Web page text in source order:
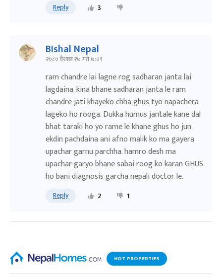
Reply 3
BIshal Nepal
२०८० वैशाख १७ गते ७:०९
ram chandre lai lagne rog sadharan janta lai
lagdaina. kina bhane sadharan janta le ram
chandre jati khayeko chha ghus tyo napachera
lageko ho rooga. Dukka humus jantale kane dal
bhat taraki ho yo rame le khane ghus ho jun
ekdin pachdaina ani afno malik ko ma gayera
upachar garnu parchha. hamro desh ma
upachar garyo bhane sabai roog ko karan GHUS
ho bani diagnosis garcha nepali doctor le.
Reply 2 1
HOT PROPERTIES